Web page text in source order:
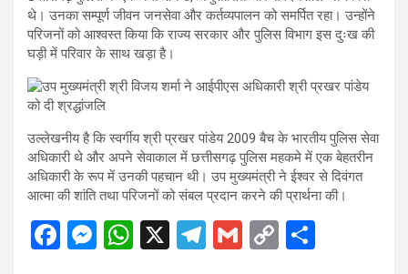
थे। उनका सम्पूर्ण जीवन जनसेवा और कर्तव्यपालन को समर्पित रहा। उन्होंने
परिजनों को आश्वस्त किया कि राज्य सरकार और पुलिस विभाग इस दुःख की
घड़ी में परिवार के साथ खड़ा है।
उल्लेखनीय है कि स्वर्गीय श्री प्रखर पांडेय 2009 बैच के भारतीय पुलिस सेवा
अधिकारी थे और अपने सेवाकाल में छत्तीसगढ़ पुलिस महकमे में एक बेहतरीन
अधिकारी के रूप में उनकी पहचान थी। उप मुख्यमंत्री ने ईश्वर से दिवंगत
आत्मा की शांति तथा परिजनों को संबल प्रदान करने की प्रार्थना की।
F
M W X
T
G
C